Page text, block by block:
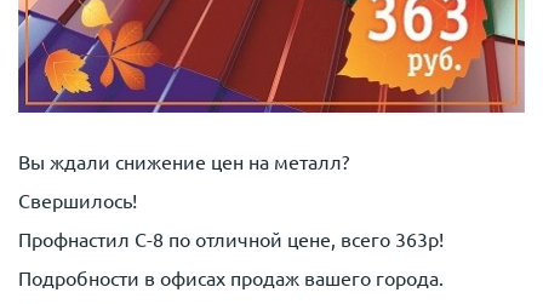
Вы ждали снижение цен на металл?
Свершилось!
Профнастил С-8 по отличной цене, всего 363р!
Подробности в офисах продаж вашего города.